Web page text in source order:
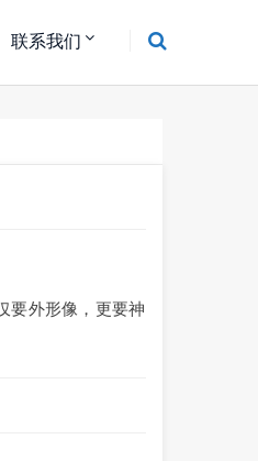
联系我们
要外形像，更要神